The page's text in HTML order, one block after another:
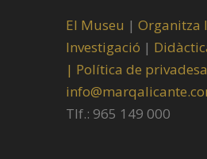
El Museu | Organitza
Investigació |
| Política de privadesa
Tlf.: 965 149 000